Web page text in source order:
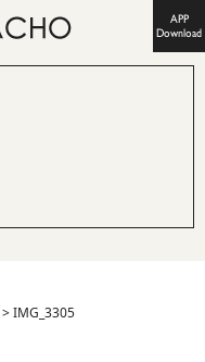
APP
Download
>IMG_3305